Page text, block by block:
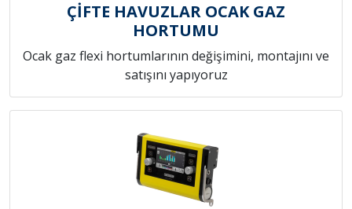
ÇİFTE HAVUZLAR OCAK GAZ
HORTUMU
Ocak gaz flexi hortumlarının değişimini, montajını ve
satışını yapıyoruz